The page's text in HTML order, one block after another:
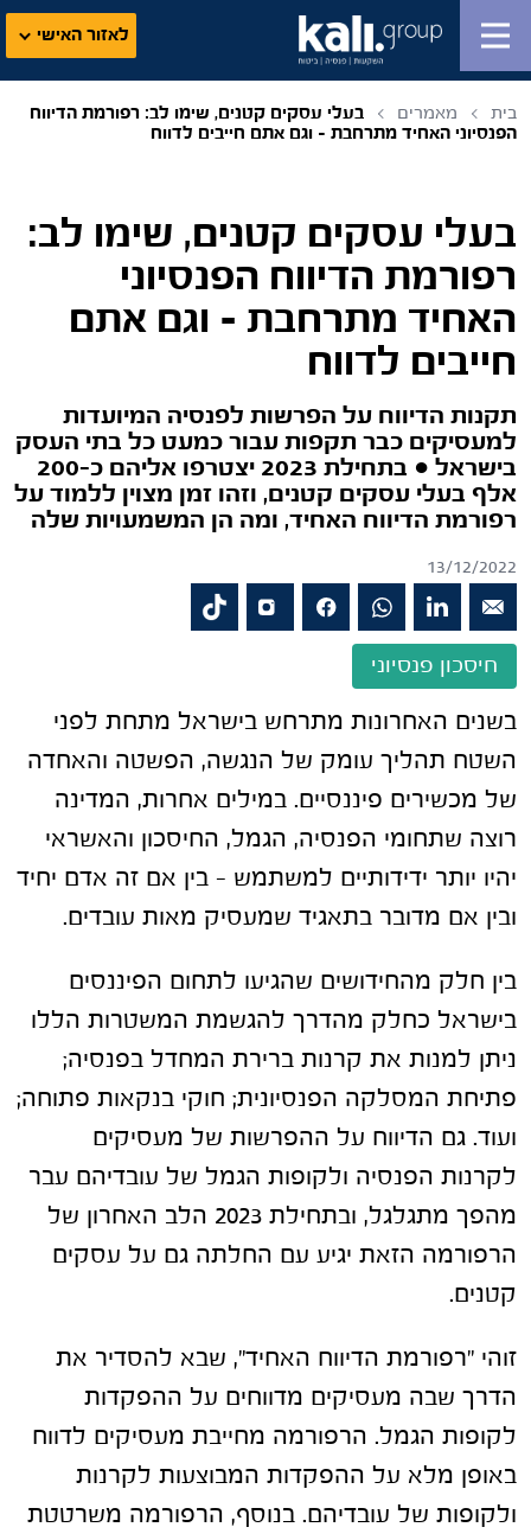
לאזור האישי
בית מאמרים
בעלי עסקים קטנים, שימו לב: רפורמת הדיווח
הפנסיוני האחיד מתרחבת – וגם אתם חייבים לדווח
בעלי עסקים קטנים, שימו לב:
רפורמת הדיווח הפנסיוני
האחיד מתרחבת – וגם אתם
חייבים לדווח
תקנות הדיווח על הפרשות לפנסיה המיועדות
למעסיקים כבר תקפות עבור כמעט כל בתי העסק
בישראל ● בתחילת 2023 יצטרפו אליהם כ-200
אלף בעלי עסקים קטנים, וזהו זמן מצוין ללמוד על
רפורמת הדיווח האחיד, ומה הן המשמעויות שלה
13/12/2022
חיסכון פנסיוני
בשנים האחרונות מתרחש בישראל מתחת לפני
השטח תהליך עומק של הנגשה, הפשטה והאחדה
של מכשירים פיננסיים. במילים אחרות, המדינה
רוצה שתחומי הפנסיה, הגמל, החיסכון והאשראי
יהיו יותר ידידותיים למשתמש – בין אם זה אדם יחיד
ובין אם מדובר בתאגיד שמעסיק מאות עובדים.
בין חלק מהחידושים שהגיעו לתחום הפיננסים
בישראל כחלק מהדרך להגשמת המשטרות הללו
ניתן למנות את קרנות ברירת המחדל בפנסיה;
פתיחת המסלקה הפנסיונית; חוקי בנקאות פתוחה;
ועוד. גם הדיווח על ההפרשות של מעסיקים
לקרנות הפנסיה ולקופות הגמל של עובדיהם עבר
מהפך מתגלגל, ובתחילת 2023 הלב האחרון של
הרפורמה הזאת יגיע עם החלתה גם על עסקים
קטנים.
זוהי "רפורמת הדיווח האחיד", שבא להסדיר את
הדרך שבה מעסיקים מדווחים על ההפקדות
לקופות הגמל. הרפורמה מחייבת מעסיקים לדווח
באופן מלא על ההפקדות המבוצעות לקרנות
ולקופות של עובדיהם. בנוסף, הרפורמה משרטטת